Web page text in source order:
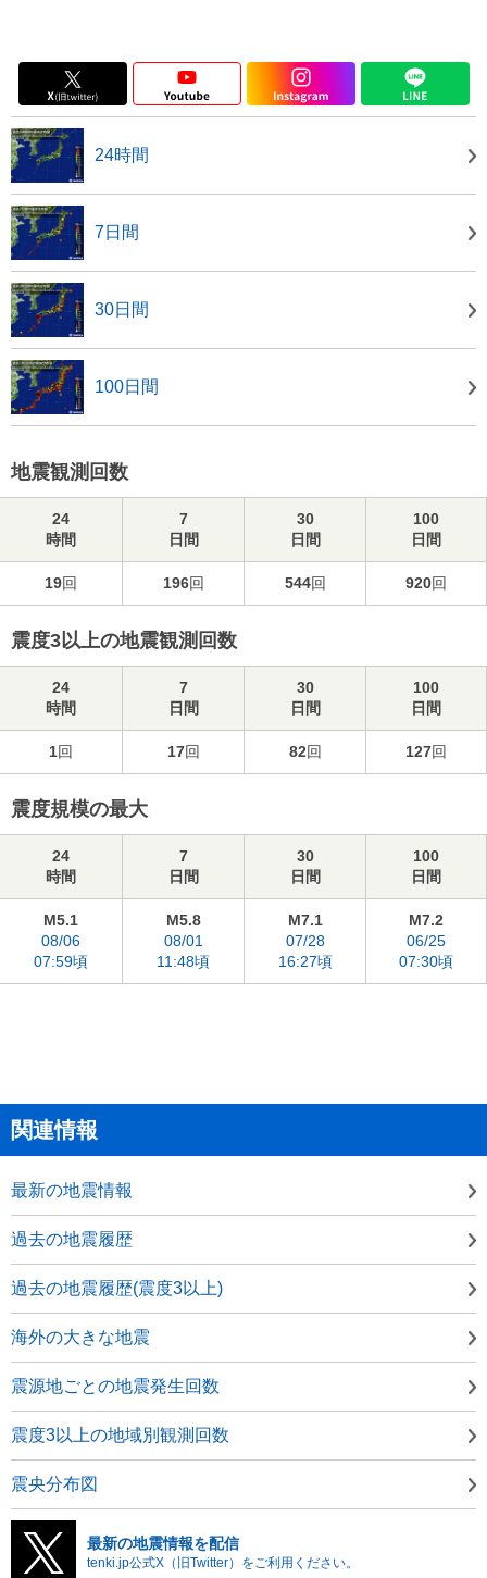
24時間
7日間
30日間
100日間
地震観測回数
24
時間
7
日間
30
日間
100
日間
19回 196回 544回 920回
震度3以上の地震観測回数
24
時間
7
日間
30
日間
100
日間
1回 17回 82回 127回
震度規模の最大
24
時間
7
日間
30
日間
100
日間
M5.1
08/06
07:59頃
M5.8
08/01
11:48頃
M7.1
07/28
16:27頃
M7.2
06/25
07:30頃
関連情報
最新の地震情報
過去の地震履歴
過去の地震履歴(震度3以上)
海外の大きな地震
震源地ごとの地震発生回数
震度3以上の地域別観測回数
震央分布図
最新の地震情報を配信
tenki.jp公式X（旧Twitter）をご利用ください。